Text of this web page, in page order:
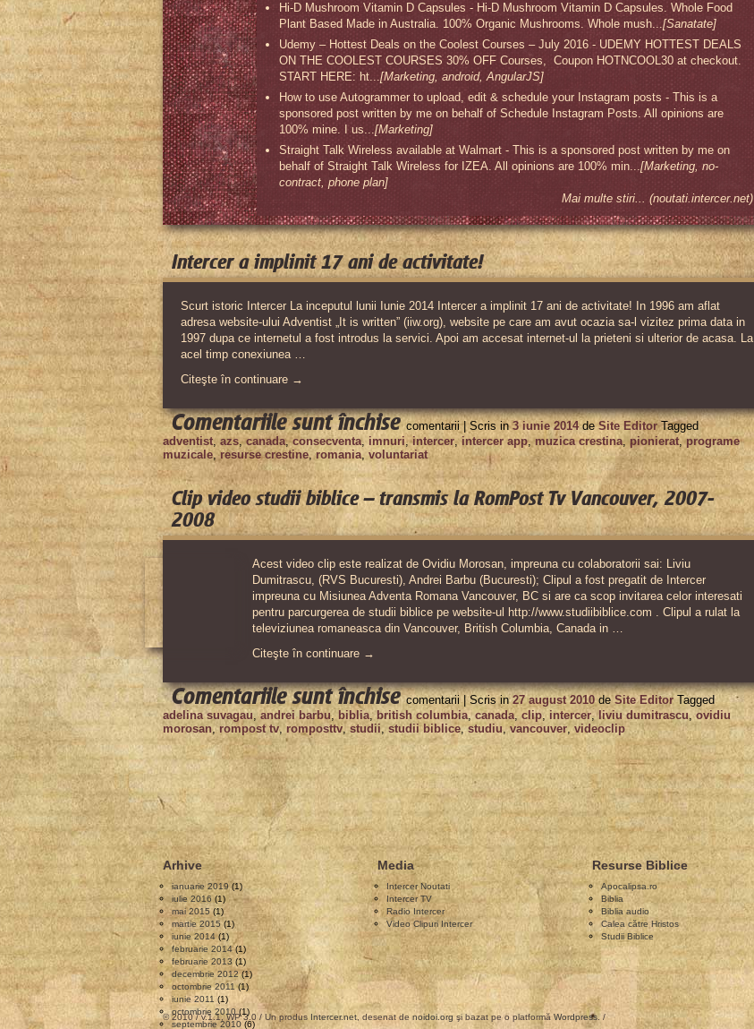
Hi-D Mushroom Vitamin D Capsules - Hi-D Mushroom Vitamin D Capsules. Whole Food
Plant Based Made in Australia. 100% Organic Mushrooms. Whole mush...[Sanatate]
Udemy – Hottest Deals on the Coolest Courses – July 2016 - UDEMY HOTTEST DEALS
ON THE COOLEST COURSES 30% OFF Courses, Coupon HOTNCOOL30 at checkout.
START HERE: ht...[Marketing, android, AngularJS]
How to use Autogrammer to upload, edit & schedule your Instagram posts - This is a
sponsored post written by me on behalf of Schedule Instagram Posts. All opinions are
100% mine. I us...[Marketing]
Straight Talk Wireless available at Walmart - This is a sponsored post written by me on
behalf of Straight Talk Wireless for IZEA. All opinions are 100% min...[Marketing, no-
contract, phone plan]
Mai multe stiri... (noutati.intercer.net)
Intercer a implinit 17 ani de activitate!
Scurt istoric Intercer La inceputul lunii Iunie 2014 Intercer a implinit 17 ani de activitate! In 1996 am aflat
adresa website-ului Adventist „It is written” (iiw.org), website pe care am avut ocazia sa-l vizitez prima data in
1997 dupa ce internetul a fost introdus la servici. Apoi am accesat internet-ul la prieteni si ulterior de acasa. La
acel timp conexiunea …
Citeşte în continuare →
Comentariile sunt închisepentru
Intercer
a
implinit
17
ani
de
activitate!
comentarii | Scris in 3 iunie 2014 de Site EditorTagged
adventist, azs,canada,consecventa, imnuri,intercer,intercer app,muzica crestina, pionierat,programe
muzicale,resurse crestine,romania, voluntariat
Clip video studii biblice – transmis la RomPost Tv Vancouver, 2007-
2008
Acest video clip este realizat de Ovidiu Morosan, impreuna cu colaboratorii sai: Liviu
Dumitrascu, (RVS Bucuresti), Andrei Barbu (Bucuresti); Clipul a fost pregatit de Intercer
impreuna cu Misiunea Adventa Romana Vancouver, BC si are ca scop invitarea celor interesati
pentru parcurgerea de studii biblice pe website-ul http://www.studiibiblice.com . Clipul a rulat la
televiziunea romaneasca din Vancouver, British Columbia, Canada in …
Citeşte în continuare →
Comentariile sunt închisepentru
Clip
video
studii
biblice
–
transmis
la
RomPost
Tv
Vancouver,
2007-
2008
comentarii |Scris in 27 august 2010 de Site Editor Tagged
adelina suvagau,andrei barbu, biblia,british columbia, canada, clip,intercer, liviu dumitrascu,ovidiu
morosan,rompost tv, romposttv,studii, studii biblice,studiu,vancouver,videoclip
Arhive
ianuarie 2019(1)
iulie 2016 (1)
mai 2015 (1)
martie 2015(1)
iunie 2014 (1)
februarie 2014(1)
februarie 2013 (1)
decembrie 2012(1)
octombrie 2011 (1)
iunie 2011 (1)
octombrie 2010(1)
septembrie 2010 (6)
Media
Intercer Noutati
Intercer TV
Radio Intercer
Video Clipuri Intercer
Resurse Biblice
Apocalipsa.ro
Biblia
Biblia audio
Calea către Hristos
Studii Biblice
© 2010 / v.1.1, WP 3.0 / Un produs Intercer.net , desenat de noidoi.org şi bazat pe o platformă Wordpress . /